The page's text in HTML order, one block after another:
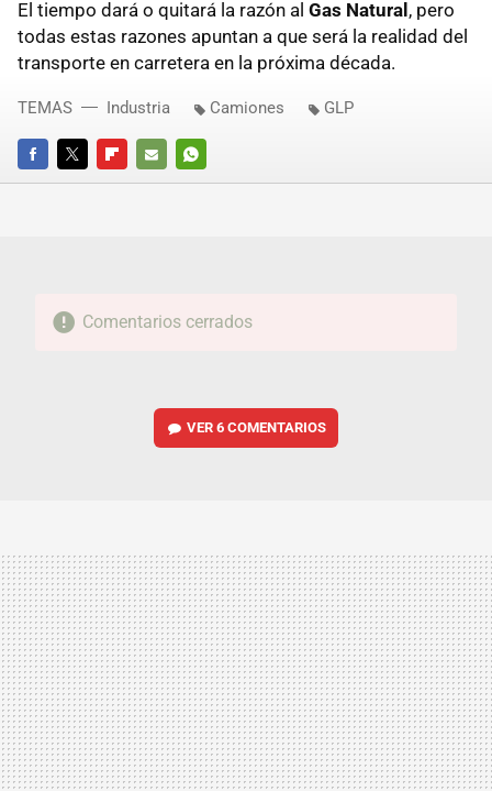
El tiempo dará o quitará la razón al Gas Natural , pero
todas estas razones apuntan a que será la realidad del
transporte en carretera en la próxima década.
FACEBOOKTWITTERFLIPBOARD
E-
WHATSAPP
TEMAS Industria Camiones GLP
Comentarios cerrados
VER6 COMENTARIOS